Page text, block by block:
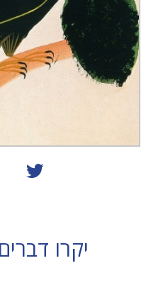
שיתוף
שיתוף בפייסבוק
יקרו